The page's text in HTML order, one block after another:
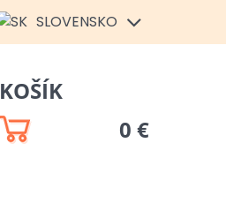
SLOVENSKO
KOŠÍK
0 €